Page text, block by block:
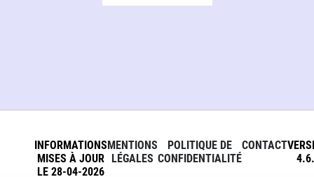
INFORMATIONS
MISES À JOUR
LE 28-04-2026
MENTIONS
LÉGALES
POLITIQUE DE
CONFIDENTIALITÉ
CONTACT